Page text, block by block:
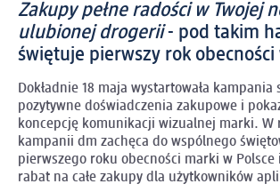
Zakupy pełne radości w Twojej
ulubionej drogerii- pod takim
świętuje pierwszy rok obecności
Dokładnie 18 maja wystartowała kampania
pozytywne doświadczenia zakupowe i
koncepcję komunikacji wizualnej marki. W
kampanii dm zachęca do wspólnego
pierwszego roku obecności marki w Polsce
rabat na całe zakupy dla użytkowników